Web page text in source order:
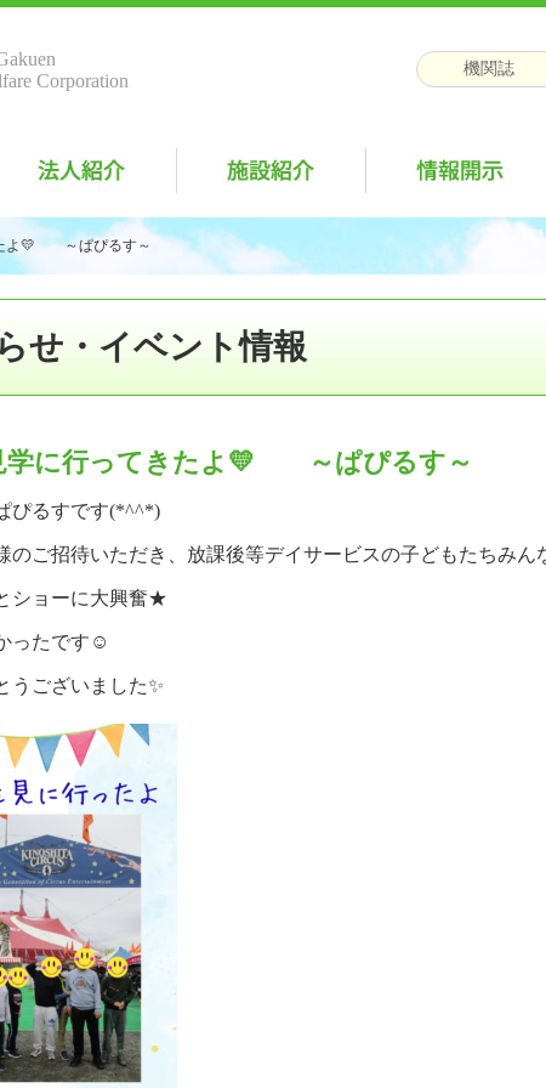
機関誌
Corporation
よ💛 ～ぱぴるす～
せ・イベント情報
学に行ってきたよ💛 ～ぱぴるす～
ぴるすです(*^^*)
のご招待いただき、放課後等デイサービスの子どもたちみん
ショーに大興奮★
ったです☺
うございました✨